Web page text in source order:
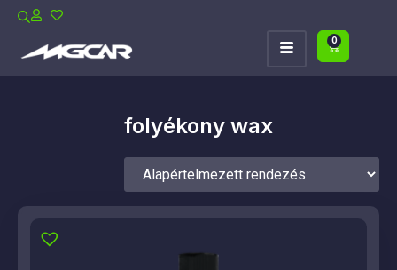
0
folyékony wax